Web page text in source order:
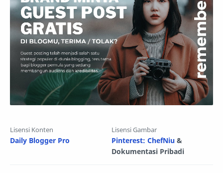
Lisensi Konten
Daily Blogger Pro
Lisensi Gambar
Pinterest: ChefNiu &
Dokumentasi Pribadi